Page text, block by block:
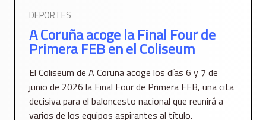
DEPORTES
A Coruña acoge la Final Four de
Primera FEB en el Coliseum
El Coliseum de A Coruña acoge los días 6 y 7 de
junio de 2026 la Final Four de Primera FEB, una cita
decisiva para el baloncesto nacional que reunirá a
varios de los equipos aspirantes al título.